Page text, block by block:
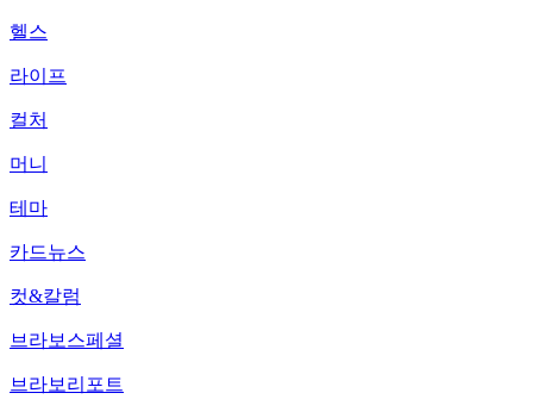
헬스
라이프
컬처
머니
테마
카드뉴스
컷&칼럼
브라보스페셜
브라보리포트